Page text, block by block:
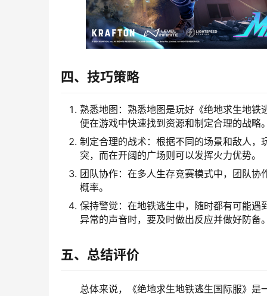
四、技巧策略
熟悉地图：熟悉地图是玩好《绝地求生地
便在游戏中快速找到资源和制定合理的战略
制定合理的战术：根据不同的场景和敌人
突，而在开阔的广场则可以发挥火力优势。
团队协作：在多人生存竞赛模式中，团队
概率。
保持警觉：在地铁逃生中，随时都有可能
异常的声音时，要及时做出反应并做好防备
五、总结评价
总体来说，《绝地求生地铁逃生国际服》